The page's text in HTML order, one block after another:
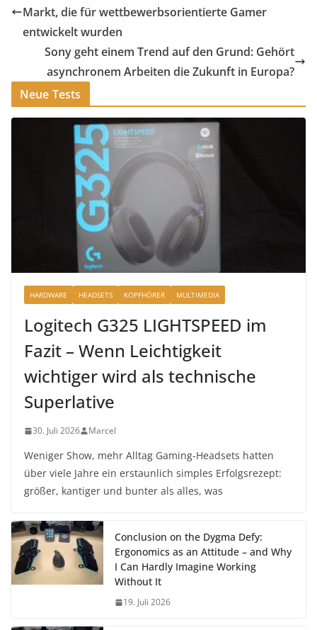
Markt, die für wettbewerbsorientierte Gamer
entwickelt wurden
Sony geht einem Trend auf den Grund: Gehört
asynchronem Arbeiten die Zukunft in Europa?
Neue Tests
HARDWARE HEADSETS KOPFHÖRER MULTIMEDIA
Logitech G325 LIGHTSPEED im
Fazit – Wenn Leichtigkeit
wichtiger wird als technische
Superlative
30. Juli 2026 Marcel
Weniger Show, mehr Alltag Gaming-Headsets hatten
über viele Jahre ein erstaunlich simples Erfolgsrezept:
größer, kantiger und bunter als alles, was
Conclusion on the Dygma Defy:
Ergonomics as an Attitude – and Why
I Can Hardly Imagine Working
Without It
19. Juli 2026